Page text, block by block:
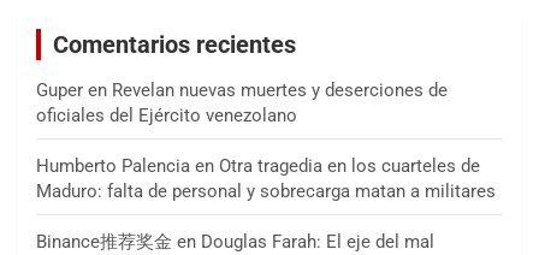
Comentarios recientes
Guper en Revelan nuevas muertes y deserciones de
oficiales del Ejército venezolano
Humberto Palencia en Otra tragedia en los cuarteles de
Maduro: falta de personal y sobrecarga matan a militares
Binance推荐奖金 en Douglas Farah: El eje del mal